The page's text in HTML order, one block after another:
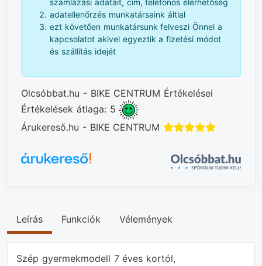
számlázási adatait, cím, telefonos elérhetőség
adatellenőrzés munkatársaink áltlal
ezt követően munkatársunk felveszi Önnel a
kapcsolatot akivel egyeztik a fizetési módot
és szállítás idejét
Olcsóbbat.hu - BIKE CENTRUM Értékelései
Értékelések átlaga: 5
Árukereső.hu - BIKE CENTRUM
Leírás Funkciók Vélemények
Szép gyermekmodell 7 éves kortól,